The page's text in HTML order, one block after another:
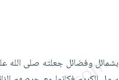
وفضائل جعلته صلى الله